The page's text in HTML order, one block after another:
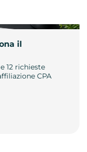
il
12 richieste
CPA